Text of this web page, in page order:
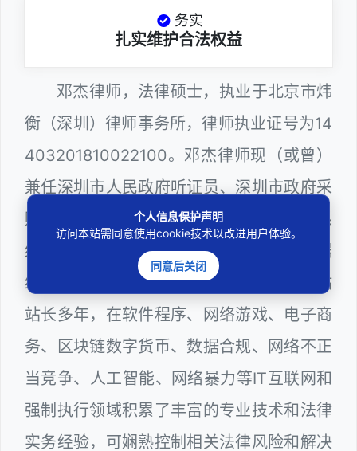
务实
扎实维护合法权益
邓杰律师，法律硕士，执业于北京市炜
衡（深圳）律师事务所，律师执业证号为14
403201810022100。邓杰律师现（或曾）
兼任深圳市人民政府听证员、深圳市政府采
购评审专家（法律类），深圳市某区政府系
统公职律师、WEB前端开发和 WEB服务器
维护工程师、计算机信息网络安全员和网站
站长多年，在软件程序、网络游戏、电子商
务、区块链数字货币、数据合规、网络不正
当竞争、人工智能、网络暴力等IT互联网和
强制执行领域积累了丰富的专业技术和法律
实务经验，可娴熟控制相关法律风险和解决
个人信息保护声明
访问本站需同意使用cookie技术以改进用户体验。
同意后关闭